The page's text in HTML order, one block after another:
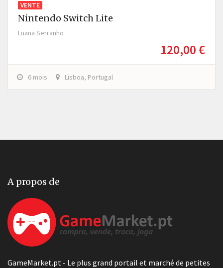
VENTE
Nintendo Switch Lite
Luana Serranho
120,00 €
6 mois Lisboa, Portugal
A propos de
GameMarket.pt - Le plus grand portail et marché de petites